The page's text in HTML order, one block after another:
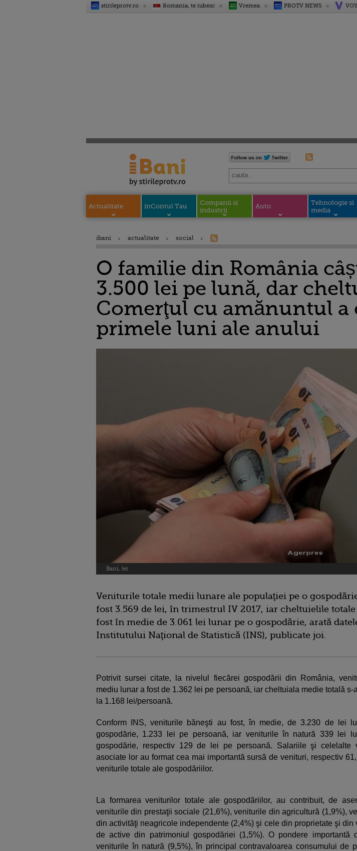
stirileprotv.ro Romania, te iubesc Vremea PROTV NEWS
Actualitate inContul Tau
Companii si
industrii
Auto
Tehnologie si
media
ibani actualitate social
O familie din România
3.500 lei pe lună, dar
Comerţul cu amănuntul a
primele luni ale anului
Bani, lei
Veniturile totale medii lunare ale populaţiei pe o
fost 3.569 de lei, în trimestrul IV 2017, iar cheltuielile totale
fost în medie de 3.061 lei lunar pe o gospodărie, arată
Institutului Naţional de Statistică (INS), publicate joi.
Potrivit sursei citate, la nivelul fiecărei gospodării din România,
mediu lunar a fost de 1.362 lei pe persoană, iar cheltuiala medie totală s-
la 1.168 lei/persoană.
Conform INS, veniturile băneşti au fost, în medie, de 3.230 de lei
gospodărie, 1.233 lei pe persoană, iar veniturile în natură 339 lei
gospodărie, respectiv 129 de lei pe persoană. Salariile şi celelalte
asociate lor au format cea mai importantă sursă de venituri, respectiv
veniturile totale ale gospodăriilor.
La formarea veniturilor totale ale gospodăriilor, au contribuit, de
veniturile din prestaţii sociale (21,6%), veniturile din agricultură (1,9%),
din activităţi neagricole independente (2,4%) şi cele din proprietate şi din
de active din patrimoniul gospodăriei (1,5%). O pondere importantă
veniturile în natură (9,5%), în principal contravaloarea consumului de